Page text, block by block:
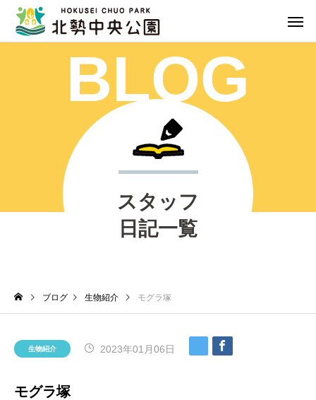
BLOG
スタッフ
日記一覧
ブログ 生物紹介 モグラ塚
生物紹介 2023年01月06日
モグラ塚